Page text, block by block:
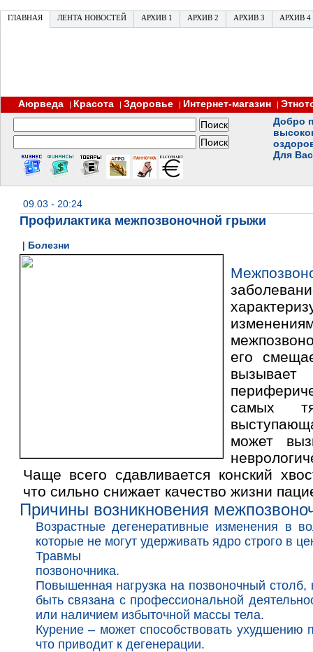
ГЛАВНАЯ ЛЕНТА НОВОСТЕЙ АРХИВ 1 АРХИВ 2 АРХИВ 3 АРХИВ 4
Аюрведа | Красота | Здоровье | Интернет-магазин |
Добро
Для
09.03 - 20:24
Профилактика межпозвоночной грыжи
| Болезни
его
самых
может
Чаще всего сдавливается конский
что сильно снижает качество жизни
Причины возникновения
Возрастные дегенеративные изменения в
которые не могут удерживать ядро строго в
Травмы
позвоночника.
Повышенная нагрузка на позвоночный столб,
быть связана с профессиональной
или наличием избыточной массы тела.
Курение – может способствовать ухудшению
что приводит к дегенерации.